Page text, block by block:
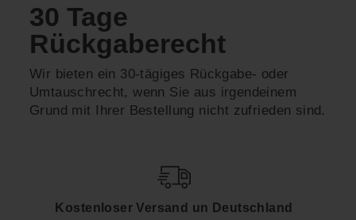
30 Tage
Rückgaberecht
Wir bieten ein 30-tägiges Rückgabe- oder
Umtauschrecht, wenn Sie aus irgendeinem
Grund mit Ihrer Bestellung nicht zufrieden sind.
Kostenloser Versand un Deutschland